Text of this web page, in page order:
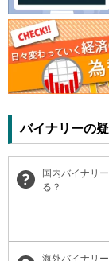
バイナリーの
国内バイナリ
る？
海外バイナリ